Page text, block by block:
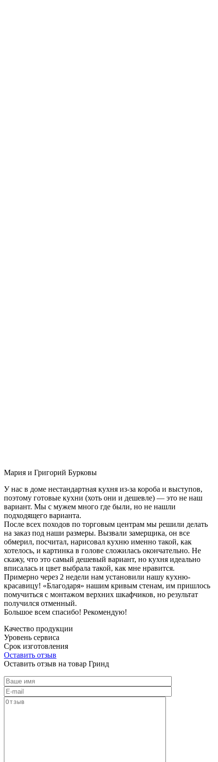
Мария и Григорий Бурковы
У нас в доме нестандартная кухня из-за короба и выступов,
поэтому готовые кухни (хоть они и дешевле) — это не наш
вариант. Мы с мужем много где были, но не нашли
подходящего варианта.
После всех походов по торговым центрам мы решили делать
на заказ под наши размеры. Вызвали замерщика, он все
обмерил, посчитал, нарисовал кухню именно такой, как
хотелось, и картинка в голове сложилась окончательно. Не
скажу, что это самый дешевый вариант, но кухня идеально
вписалась и цвет выбрала такой, как мне нравится.
Примерно через 2 недели нам установили нашу кухню-
красавицу! «Благодаря» нашим кривым стенам, им пришлось
помучиться с монтажом верхних шкафчиков, но результат
получился отменный.
Большое всем спасибо! Рекомендую!
Качество продукции
Уровень сервиса
Срок изготовления
Оставить отзыв
Оставить отзыв на товар Гринд